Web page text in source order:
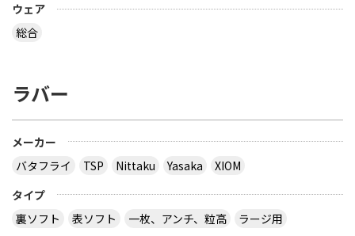
おうと思っているのは Li-Ning リーニン 中国代表ユ
３月２８日～島根県で行われた全国中学選抜卓球大
会で販売されていた 背面に「loved table
tennis~」と書かれたデザインTシャツ どこで購入
ウェア
総合
ラバー
メーカー
バタフライ
TSP Nittaku Yasaka
XIOM
タイプ
裏ソフト
表ソフト 一枚、アンチ、粒高 ラージ用